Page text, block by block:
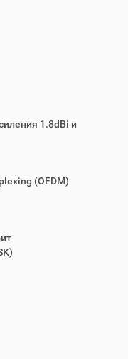
1.8dBi и
(OFDM)